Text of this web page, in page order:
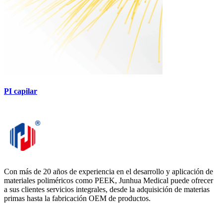
PI capilar
Con más de 20 años de experiencia en el desarrollo y aplicación de
materiales poliméricos como PEEK, Junhua Medical puede ofrecer
a sus clientes servicios integrales, desde la adquisición de materias
primas hasta la fabricación OEM de productos.